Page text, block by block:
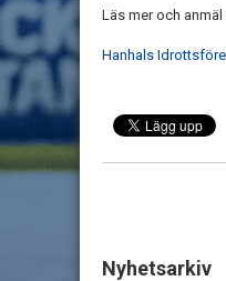
Läs mer och
Hanhals
Nyhetsarkiv